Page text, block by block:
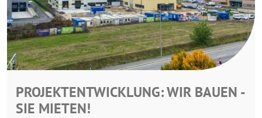
PROJEKTENTWICKLUNG: WIR BAUEN -
SIE MIETEN!